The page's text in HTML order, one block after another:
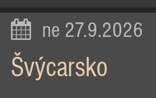
ne 27.9.2026
Švýcarsko